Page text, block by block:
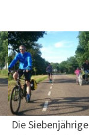
Die Siebenjährige